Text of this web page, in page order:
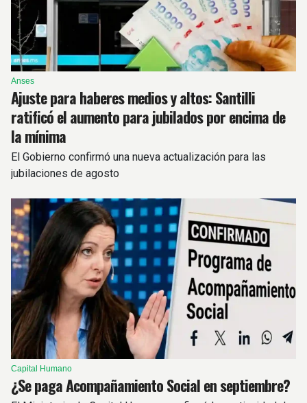
Anses
Ajuste para haberes medios y altos: Santilli
ratificó el aumento para jubilados por encima de
la mínima
El Gobierno confirmó una nueva actualización para las
jubilaciones de agosto
Capital Humano
¿Se paga Acompañamiento Social en septiembre?